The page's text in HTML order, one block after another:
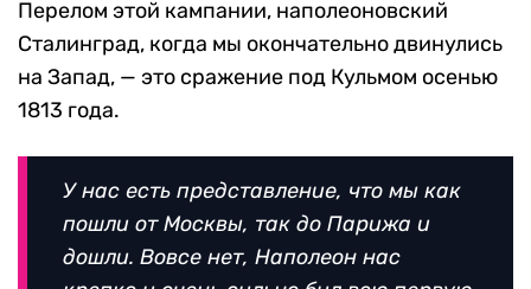
Перелом этой кампании, наполеоновский
Сталинград, когда мы окончательно двинулись
на Запад, — это сражение под Кульмом осенью
1813 года.
У нас есть представление, что мы как
пошли от Москвы, так до Парижа и
дошли. Вовсе нет, Наполеон нас